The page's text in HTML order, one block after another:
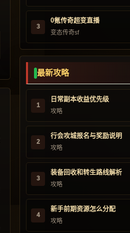
3
0氪传奇超变直播
变态传奇sf
最新攻略
1
日常副本收益优先级
攻略
2
行会攻城报名与奖励说明
攻略
3
装备回收和转生路线解析
攻略
4
新手前期资源怎么分配
攻略